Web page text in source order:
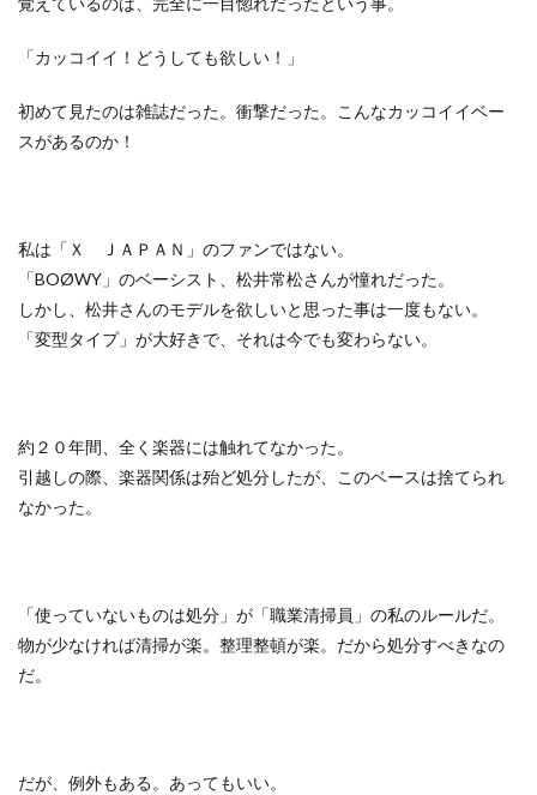
「カッコイイ！どうしても欲しい！」
初めて見たのは雑誌だった。衝撃だった。こんなカッコイイベー
スがあるのか！
私は「Ｘ ＪＡＰＡＮ」のファンではない。
「BOØWY」のベーシスト、松井常松さんが憧れだった。
しかし、松井さんのモデルを欲しいと思った事は一度もない。
「変型タイプ」が大好きで、それは今でも変わらない。
約２０年間、全く楽器には触れてなかった。
引越しの際、楽器関係は殆ど処分したが、このベースは捨てられ
なかった。
「使っていないものは処分」が「職業清掃員」の私のルールだ。
物が少なければ清掃が楽。整理整頓が楽。だから処分すべきなの
だ。
だが、例外もある。あってもいい。